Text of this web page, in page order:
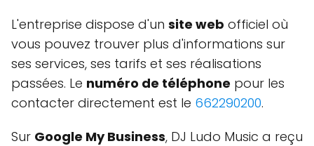
L'entreprise dispose d'un site web officiel où
vous pouvez trouver plus d'informations sur
ses services, ses tarifs et ses réalisations
passées. Le numéro de téléphone pour les
contacter directement est le 662290200.
Sur Google My Business, DJ Ludo Music a reçu